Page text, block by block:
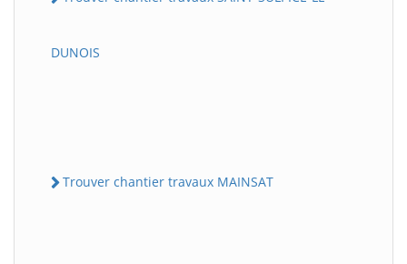
DUNOIS
Trouver chantier travaux MAINSAT